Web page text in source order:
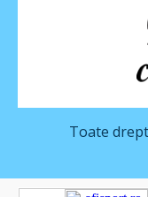
Toate